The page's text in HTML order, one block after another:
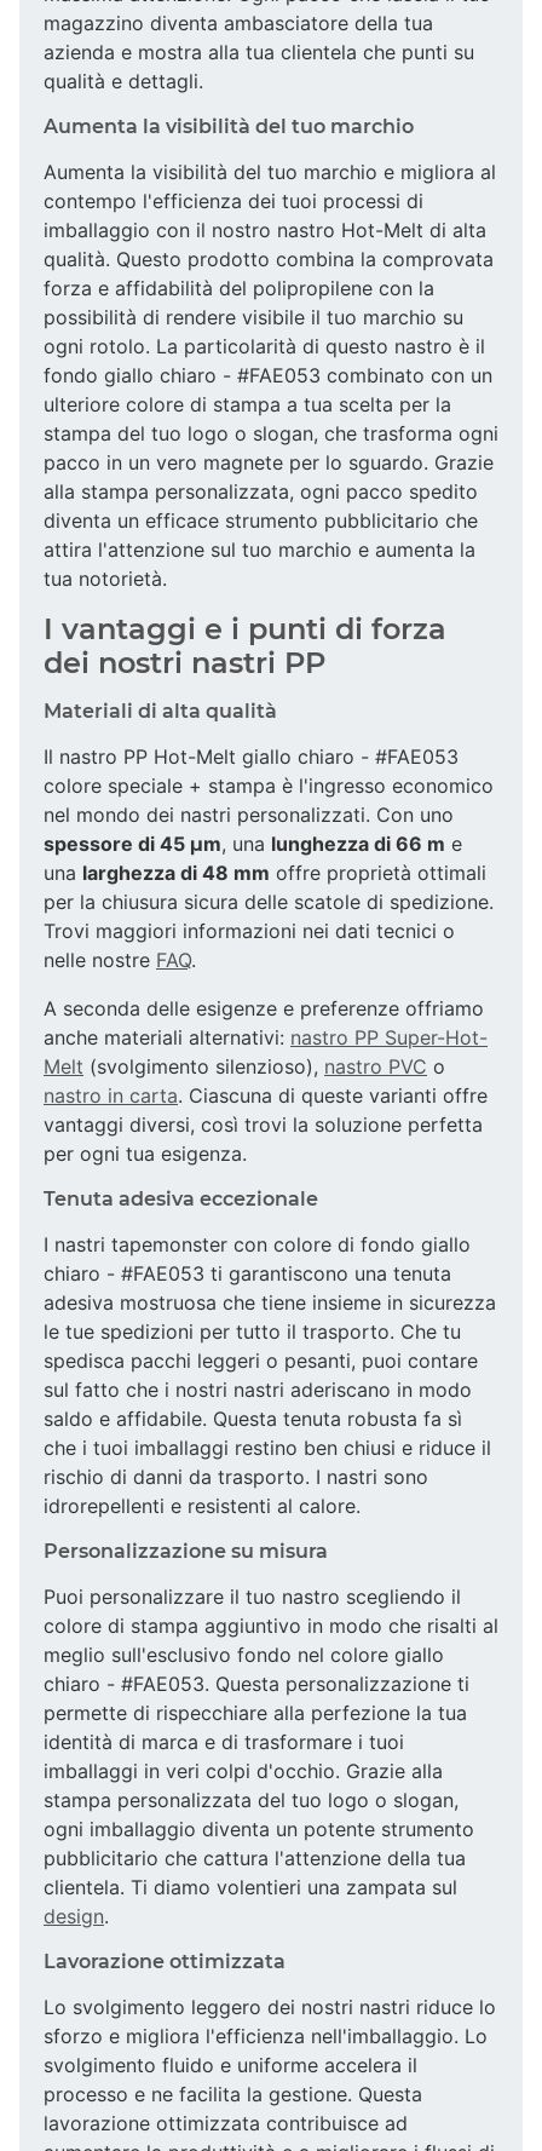
magazzino diventa ambasciatore della tua
azienda e mostra alla tua clientela che punti su
qualità e dettagli.
Aumenta la visibilità del tuo marchio
Aumenta la visibilità del tuo marchio e migliora al
contempo l'efficienza dei tuoi processi di
imballaggio con il nostro nastro Hot-Melt di alta
qualità. Questo prodotto combina la comprovata
forza e affidabilità del polipropilene con la
possibilità di rendere visibile il tuo marchio su
ogni rotolo. La particolarità di questo nastro è il
fondo giallo chiaro - #FAE053 combinato con un
ulteriore colore di stampa a tua scelta per la
stampa del tuo logo o slogan, che trasforma ogni
pacco in un vero magnete per lo sguardo. Grazie
alla stampa personalizzata, ogni pacco spedito
diventa un efficace strumento pubblicitario che
attira l'attenzione sul tuo marchio e aumenta la
tua notorietà.
I vantaggi e i punti di forza
dei nostri nastri PP
Materiali di alta qualità
Il nastro PP Hot-Melt giallo chiaro - #FAE053
colore speciale + stampa è l'ingresso economico
nel mondo dei nastri personalizzati. Con uno
spessore di 45 µm, una lunghezza di 66 m e
una larghezza di 48 mm offre proprietà ottimali
per la chiusura sicura delle scatole di spedizione.
Trovi maggiori informazioni nei dati tecnici o
nelle nostre FAQ.
A seconda delle esigenze e preferenze offriamo
anche materiali alternativi: nastro PP Super-Hot-
Melt (svolgimento silenzioso), nastro PVC o
nastro in carta. Ciascuna di queste varianti offre
vantaggi diversi, così trovi la soluzione perfetta
per ogni tua esigenza.
Tenuta adesiva eccezionale
I nastri tapemonster con colore di fondo giallo
chiaro - #FAE053 ti garantiscono una tenuta
adesiva mostruosa che tiene insieme in sicurezza
le tue spedizioni per tutto il trasporto. Che tu
spedisca pacchi leggeri o pesanti, puoi contare
sul fatto che i nostri nastri aderiscano in modo
saldo e affidabile. Questa tenuta robusta fa sì
che i tuoi imballaggi restino ben chiusi e riduce il
rischio di danni da trasporto. I nastri sono
idrorepellenti e resistenti al calore.
Personalizzazione su misura
Puoi personalizzare il tuo nastro scegliendo il
colore di stampa aggiuntivo in modo che risalti al
meglio sull'esclusivo fondo nel colore giallo
chiaro - #FAE053. Questa personalizzazione ti
permette di rispecchiare alla perfezione la tua
identità di marca e di trasformare i tuoi
imballaggi in veri colpi d'occhio. Grazie alla
stampa personalizzata del tuo logo o slogan,
ogni imballaggio diventa un potente strumento
pubblicitario che cattura l'attenzione della tua
clientela. Ti diamo volentieri una zampata sul
design.
Lavorazione ottimizzata
Lo svolgimento leggero dei nostri nastri riduce lo
sforzo e migliora l'efficienza nell'imballaggio. Lo
svolgimento fluido e uniforme accelera il
processo e ne facilita la gestione. Questa
lavorazione ottimizzata contribuisce ad